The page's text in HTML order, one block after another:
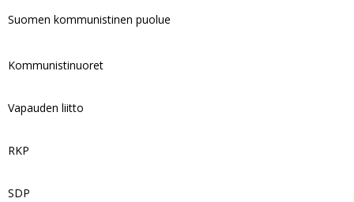
Suomen kommunistinen puolue
Kommunistinuoret
Vapauden liitto
RKP
SDP